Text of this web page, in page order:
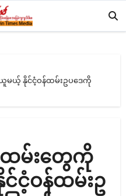
ယူမယ့် နိုင်ငံ့ဝန်ထမ်းဥပ‌ဒေကို
ထမ်းတွေကို
ငံ့ဝန်ထမ်းဥ